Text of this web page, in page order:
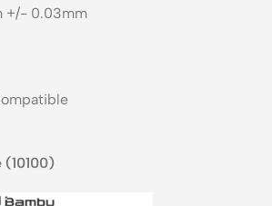
+/- 0.03mm
(10100)